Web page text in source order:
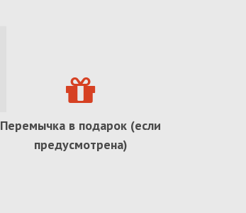
Перемычка в подарок (если
предусмотрена)